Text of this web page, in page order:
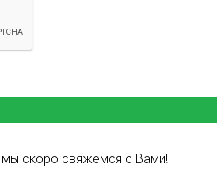
скоро свяжемся с Вами!